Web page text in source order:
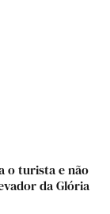
o turista e não
da Glória